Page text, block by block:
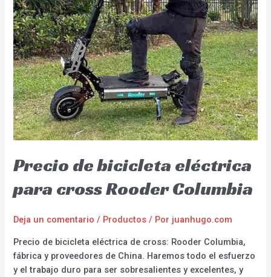
Precio de bicicleta eléctrica
para cross Rooder Columbia
Deja un comentario / Productos / Por juanhugo.com
Precio de bicicleta eléctrica de cross: Rooder Columbia,
fábrica y proveedores de China. Haremos todo el esfuerzo
y el trabajo duro para ser sobresalientes y excelentes, y